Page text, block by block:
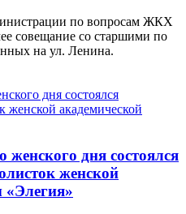
по вопросам ЖКХ
совещание со старшими по
на ул. Ленина.
дня состоялся
женской
«Элегия»